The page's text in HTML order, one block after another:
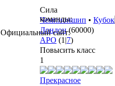
Официальный сайт:
Сила
команды:
Чемпионшип • Кубок
Лондон(60000)
APO (1|7)
Повысить класс
1
Прекрасное